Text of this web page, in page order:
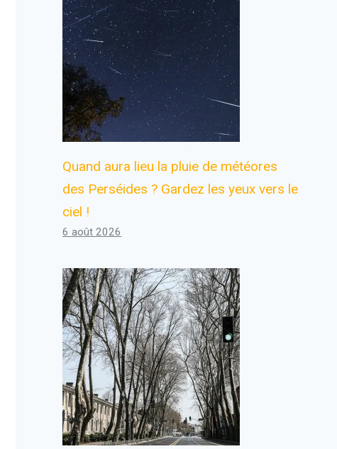
Quand aura lieu la pluie de météores
des Perséides ? Gardez les yeux vers le
ciel !
6 août 2026